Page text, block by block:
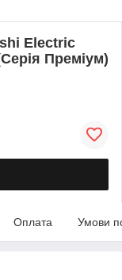
Electric
Преміум)
Оплата Умови